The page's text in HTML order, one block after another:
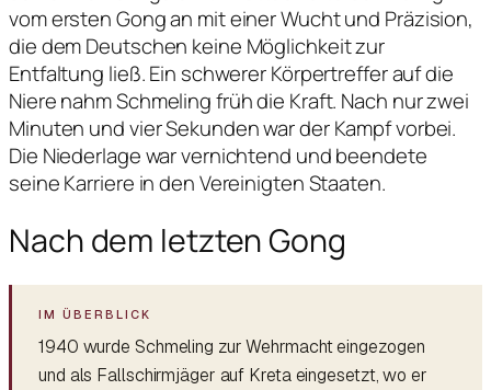
vom ersten Gong an mit einer Wucht und Präzision,
die dem Deutschen keine Möglichkeit zur
Entfaltung ließ. Ein schwerer Körpertreffer auf die
Niere nahm Schmeling früh die Kraft. Nach nur zwei
Minuten und vier Sekunden war der Kampf vorbei.
Die Niederlage war vernichtend und beendete
seine Karriere in den Vereinigten Staaten.
Nach dem letzten Gong
1940 wurde Schmeling zur Wehrmacht eingezogen
und als Fallschirmjäger auf Kreta eingesetzt, wo er